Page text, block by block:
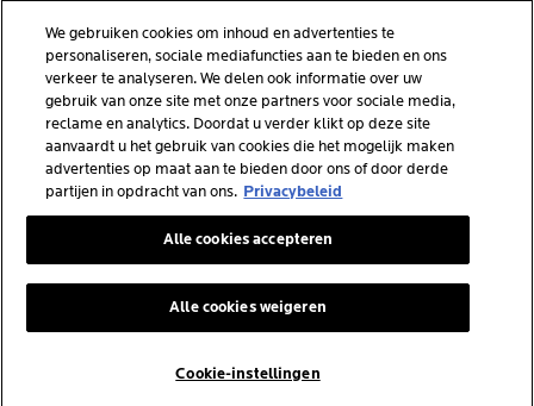
La Roche-Posay Laboratoire Dermatologique CAI
86270 La Roche-Posay France
consumercareNL@loreal.com
*Onderzoek uitgevoerd binnen de dermo-cosmetische
huidverzorgingsmarkt door APLUSA en haar partners van januari tot
We gebruiken cookies om inhoud en advertenties te
personaliseren, sociale mediafuncties aan te bieden en ons
verkeer te analyseren. We delen ook informatie over uw
gebruik van onze site met onze partners voor sociale media,
reclame en analytics. Doordat u verder klikt op deze site
aanvaardt u het gebruik van cookies die het mogelijk maken
advertenties op maat aan te bieden door ons of door derde
partijen in opdracht van ons. Privacybeleid
Cookie-instellingen
Alle cookies weigeren
Alle cookies accepteren